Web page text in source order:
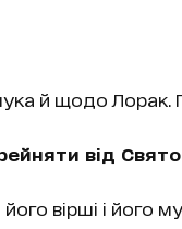
й щодо Лорак.
від
вірші і його